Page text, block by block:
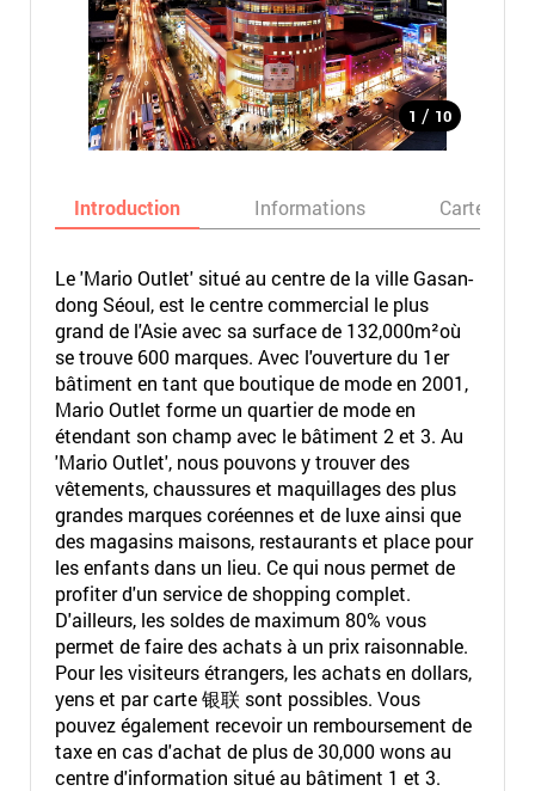
1 / 10
Introduction Informations Carte
Le 'Mario Outlet' situé au centre de la ville Gasan-
dong Séoul, est le centre commercial le plus
grand de l'Asie avec sa surface de 132,000m²où
se trouve 600 marques. Avec l'ouverture du 1er
bâtiment en tant que boutique de mode en 2001,
Mario Outlet forme un quartier de mode en
étendant son champ avec le bâtiment 2 et 3. Au
'Mario Outlet', nous pouvons y trouver des
vêtements, chaussures et maquillages des plus
grandes marques coréennes et de luxe ainsi que
des magasins maisons, restaurants et place pour
les enfants dans un lieu. Ce qui nous permet de
profiter d'un service de shopping complet.
D'ailleurs, les soldes de maximum 80% vous
permet de faire des achats à un prix raisonnable.
Pour les visiteurs étrangers, les achats en dollars,
yens et par carte 银联 sont possibles. Vous
pouvez également recevoir un remboursement de
taxe en cas d'achat de plus de 30,000 wons au
centre d'information situé au bâtiment 1 et 3.